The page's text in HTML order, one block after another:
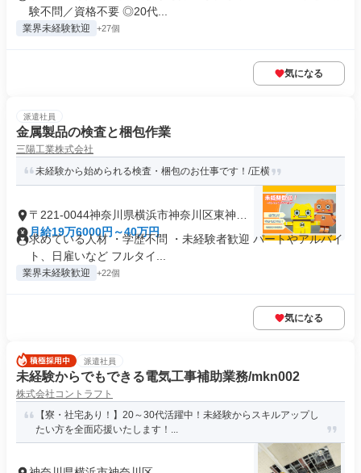
験不問／資格不要 ◎20代...
業界未経験歓迎 +27個
気になる
派遣社員
金属製品の検査と梱包作業
三陽工業株式会社
未経験から始められる検査・梱包のお仕事です！/正横
〒221-0044神奈川県横浜市神奈川区東神奈
川
月給19万6000円～40万円
求めている人材 ・学歴不問 ・未経験者歓迎 パートやアルバイ
ト、日雇いなど フルタイ...
業界未経験歓迎 +22個
気になる
派遣社員
未経験からでもできる電気工事補助業務/mkn002
株式会社コントラフト
【寮・社宅あり！】20～30代活躍中！未経験からスキルアップし
たい方を全面応援いたします！...